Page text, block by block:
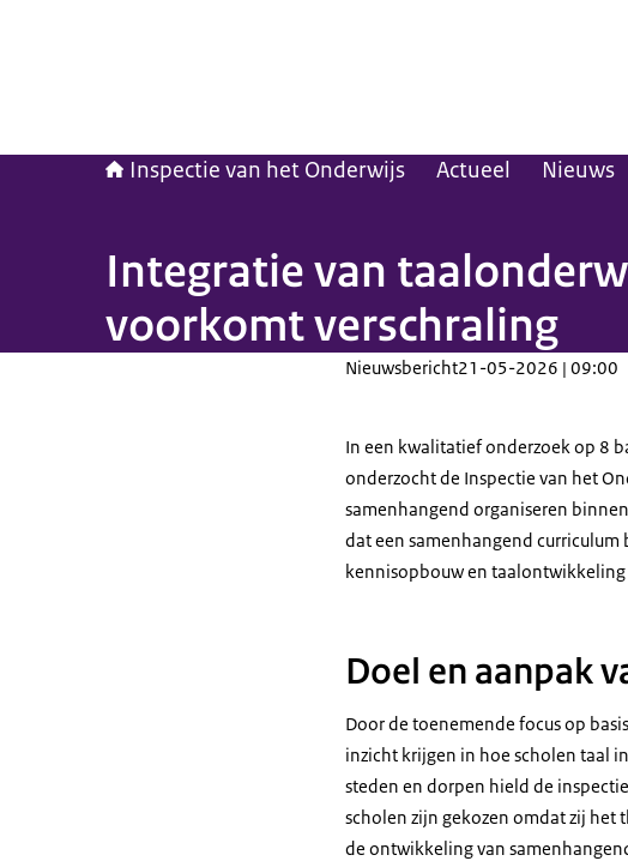
Inspectie van het Onderwijs Actueel Nieuws
Integratie van
voorkomt verschraling
Nieuwsbericht21-05-2026 | 09:00
In een kwalitatief onderzoek op 8
onderzocht de Inspectie van het
samenhangend organiseren
dat een samenhangend
kennisopbouw en
Doel en aanpak
Door de toenemende focus op
inzicht krijgen in hoe scholen taal
steden en dorpen hield de
scholen zijn gekozen omdat zij het
de ontwikkeling van